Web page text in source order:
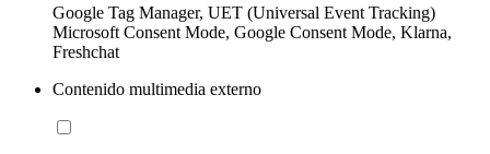
Google Tag Manager, UET (Universal Event Tracking)
Microsoft Consent Mode, Google Consent Mode, Klarna,
Freshchat
Contenido multimedia externo